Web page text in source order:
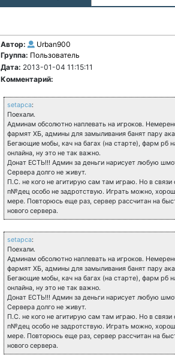
Автор:
Urban900
Группа: Пользователь
Дата: 2013-01-04 11:15:11
Комментарий:
setapca:
Поехали.
Админам обсолютно наплевать на игроков.
фармят ХБ, админы для замыливания банят пару
Бегающие мобы, кач на багах (на старте), фарм рб
онлайна, ну это не так важно.
Донат ЕСТЬ!!! Админ за деньги нарисует любую
Сервера долго не живут.
П.С. не кого не агитирую сам там играю. Но в
п№дец особо не задротствую. Играть можно,
мере. Повторюсь еще раз, сервер рассчитан на
нового сервера.
setapca:
Поехали.
Админам обсолютно наплевать на игроков.
фармят ХБ, админы для замыливания банят пару
Бегающие мобы, кач на багах (на старте), фарм рб
онлайна, ну это не так важно.
Донат ЕСТЬ!!! Админ за деньги нарисует любую
Сервера долго не живут.
П.С. не кого не агитирую сам там играю. Но в
п№дец особо не задротствую. Играть можно,
мере. Повторюсь еще раз, сервер рассчитан на
нового сервера.